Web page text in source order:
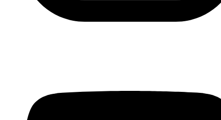
Amyad Rasmi
SiguientePróximas publicaciones. Translating Dissent:
Voices from and with the Egyptian Revolution